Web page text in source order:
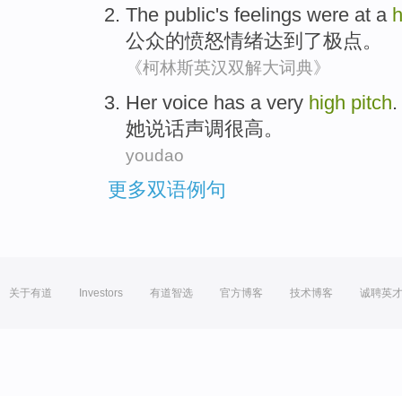
The public's feelings were at a
公众的愤怒情绪达到了极点。
《柯林斯英汉双解大词典》
Her voice has a very high pitch.
她说话声调很高。
youdao
更多双语例句
关于有道 Investors 有道智选 官方博客 技术博客 诚聘英才